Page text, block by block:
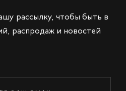
рассылку, чтобы быть в
распродаж и новостей